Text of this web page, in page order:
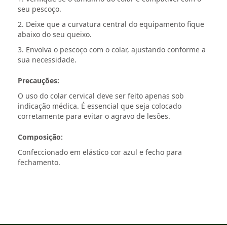
seu pescoço.
2. Deixe que a curvatura central do equipamento fique
abaixo do seu queixo.
3. Envolva o pescoço com o colar, ajustando conforme a
sua necessidade.
Precauções:
O uso do colar cervical deve ser feito apenas sob
indicação médica. É essencial que seja colocado
corretamente para evitar o agravo de lesões.
Composição:
Confeccionado em elástico cor azul e fecho para
fechamento.